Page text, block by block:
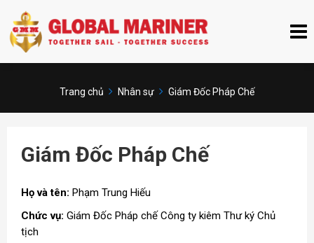
Trang chủ Nhân sự Giám Đốc Pháp Chế
Giám Đốc Pháp Chế
Họ và tên: Phạm Trung Hiếu
Chức vụ: Giám Đốc Pháp chế Công ty kiêm Thư ký Chủ
tịch